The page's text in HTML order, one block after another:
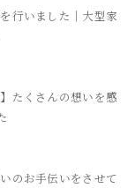
行いました｜大型家
たくさんの想いを感
のお手伝いをさせて